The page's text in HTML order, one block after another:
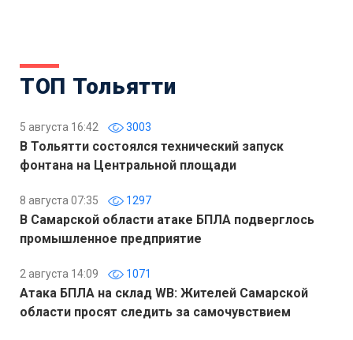
ТОП Тольятти
5 августа 16:42 3003
В Тольятти состоялся технический запуск
фонтана на Центральной площади
8 августа 07:35 1297
В Самарской области атаке БПЛА подверглось
промышленное предприятие
2 августа 14:09 1071
Атака БПЛА на склад WB: Жителей Самарской
области просят следить за самочувствием